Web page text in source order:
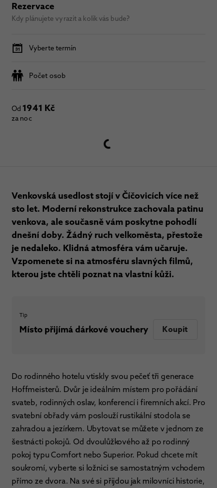
Rezervace
Kdy plánujete vyrazit a kolik vás bude?
Vyberte termín
Počet osob
Od 1941 Kč
za noc
Venkovská usedlost stojí v Číčovicích více než
sto let. Moderní rekonstrukce zachovala patinu
venkova, ale současně vám poskytne pohodlí
dnešní doby. Žádný ruch velkoměsta, přestože
je nedaleko. Klidná atmosféra vám učaruje.
Vzpomenete si na atmosféru slavných filmů,
kterou jste chtěli poznat na vlastní kůži.
Tip
Místo přijímá dárkové vouchery Koupit
Do rodinného hotelu vtiskly svou pečeť tři generace
Hoffmeisterů. Dvůr je ideálním místem pro pořádání
svateb, rodinných oslav, konferencí i firemních akcí. Pro
svatební obřady vám poslouží rustikální stodola se
zahradou a jezírkem. Ubytovat se můžete v jednom ze
šestnácti pokojů. Od dvoulůžkového až po rodinný
pokoj typu Comfort nebo Superior. Pokud chcete mít
soukromí, vyberte si ložnici se samostatným vchodem
přímo ze dvora. Na své si přijdou jak milovníci historie,